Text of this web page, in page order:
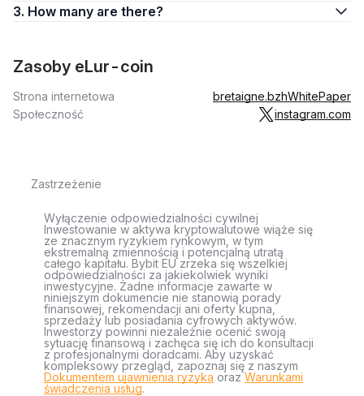
3. How many are there?
Zasoby eLur-coin
Strona internetowa bretaigne.bzhWhitePaper
Społeczność
instagram.com
Zastrzeżenie
Wyłączenie odpowiedzialności cywilnej
Inwestowanie w aktywa kryptowalutowe wiąże się
ze znacznym ryzykiem rynkowym, w tym
ekstremalną zmiennością i potencjalną utratą
całego kapitału. Bybit EU zrzeka się wszelkiej
odpowiedzialności za jakiekolwiek wyniki
inwestycyjne. Żadne informacje zawarte w
niniejszym dokumencie nie stanowią porady
finansowej, rekomendacji ani oferty kupna,
sprzedaży lub posiadania cyfrowych aktywów.
Inwestorzy powinni niezależnie ocenić swoją
sytuację finansową i zachęca się ich do konsultacji
z profesjonalnymi doradcami. Aby uzyskać
kompleksowy przegląd, zapoznaj się z naszym
Dokumentem ujawnienia ryzyka orazWarunkami
świadczenia usług.